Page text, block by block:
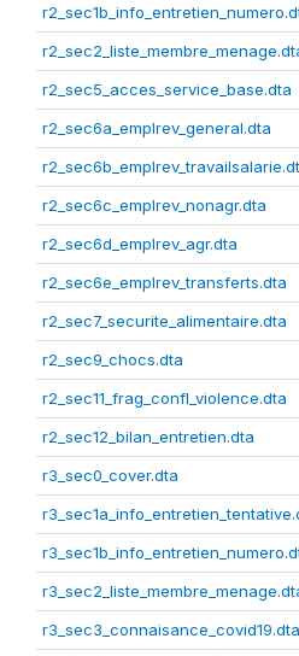
r2_sec5_acces_service_base.dta
r2_sec6a_emplrev_general.dta
r2_sec6c_emplrev_nonagr.dta
r2_sec6d_emplrev_agr.dta
r2_sec6e_emplrev_transferts.dta
r2_sec7_securite_alimentaire.dta
r2_sec9_chocs.dta
r2_sec11_frag_confl_violence.dta
r2_sec12_bilan_entretien.dta
r3_sec0_cover.dta
r3_sec3_connaisance_covid19.dta